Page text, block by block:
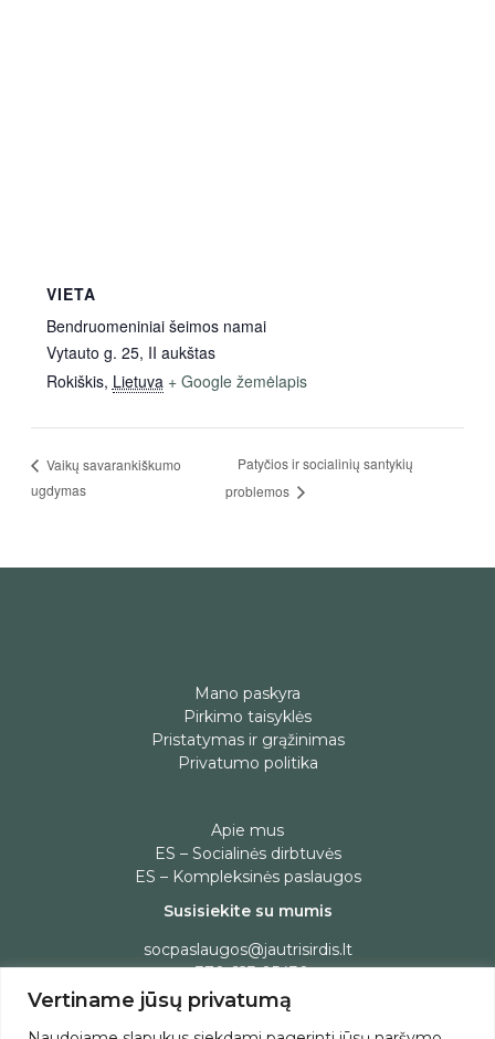
Vertiname jūsų privatumą
VIETA
Bendruomeniniai šeimos namai
Vytauto g. 25, II aukštas
Rokiškis, Lietuva + Google žemėlapis
Vaikų savarankiškumo
ugdymas
Patyčios ir socialinių santykių
problemos
Mano paskyra
Pirkimo taisyklės
Pristatymas ir grąžinimas
Privatumo politika
Apie mus
ES – Socialinės dirbtuvės
ES – Kompleksinės paslaugos
Susisiekite su mumis
socpaslaugos@jautrisirdis.lt
+370 623 05430
Administracijos darbo laikas:
I-IV 7:45-17:00, V- 7:30-14:00